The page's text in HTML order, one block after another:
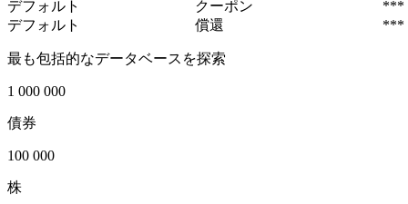
デフォルト
クーポン
***
デフォルト
償還 ***
最も包括的なデータベースを探索
1 000 000
債券
100 000
株